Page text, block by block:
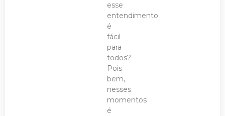
esse
entendimento
é
fácil
para
todos?
Pois
bem,
nesses
momentos
é